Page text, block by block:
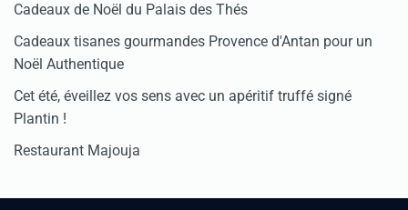
Cadeaux de Noël du Palais des Thés
Cadeaux tisanes gourmandes Provence d'Antan pour un
Noël Authentique
Cet été, éveillez vos sens avec un apéritif truffé signé
Plantin !
Restaurant Majouja